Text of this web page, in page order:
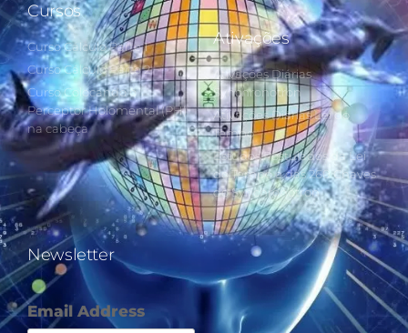
Cursos
Curso Cálculo Parte 1
Curso Cálculo Parte 2
Curso Colocando o
Perceptor Holomental (PH)
na cabeça
Ativações
Ativações Diárias
Synchronotron
Ativações Diárias Lei do
Tempo
Estudos Postulados da Lei
do Tempo e das 260 Chaves
do Synchronotron
Newsletter
Email Address